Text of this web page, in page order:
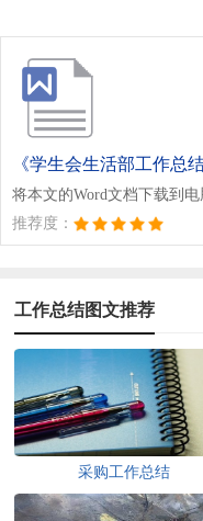
《学生会生活部工作总结
将本文的Word文档下载到
推荐度：
工作总结图文推荐
采购工作总结